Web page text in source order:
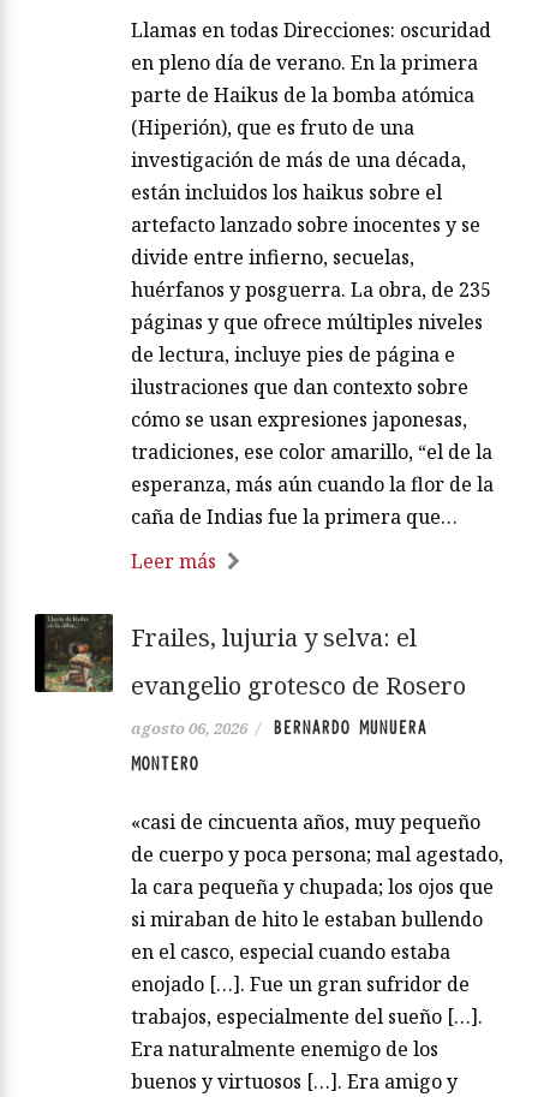
Llamas en todas Direcciones: oscuridad
en pleno día de verano. En la primera
parte de Haikus de la bomba atómica
(Hiperión), que es fruto de una
investigación de más de una década,
están incluidos los haikus sobre el
artefacto lanzado sobre inocentes y se
divide entre infierno, secuelas,
huérfanos y posguerra. La obra, de 235
páginas y que ofrece múltiples niveles
de lectura, incluye pies de página e
ilustraciones que dan contexto sobre
cómo se usan expresiones japonesas,
tradiciones, ese color amarillo, “el de la
esperanza, más aún cuando la flor de la
caña de Indias fue la primera que…
Leer más
Frailes, lujuria y selva: el
evangelio grotesco de Rosero
agosto 06, 2026 /
BERNARDO MUNUERA
MONTERO
«casi de cincuenta años, muy pequeño
de cuerpo y poca persona; mal agestado,
la cara pequeña y chupada; los ojos que
si miraban de hito le estaban bullendo
en el casco, especial cuando estaba
enojado […]. Fue un gran sufridor de
trabajos, especialmente del sueño […].
Era naturalmente enemigo de los
buenos y virtuosos […]. Era amigo y